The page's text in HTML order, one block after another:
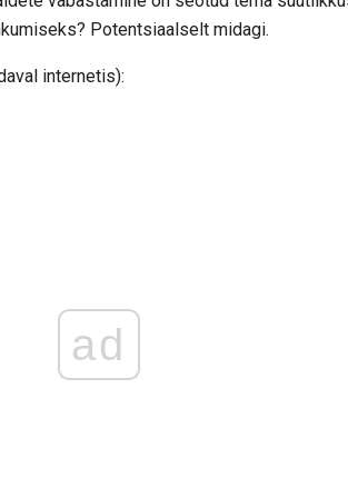
Potentsiaalselt midagi.
internetis):
ad